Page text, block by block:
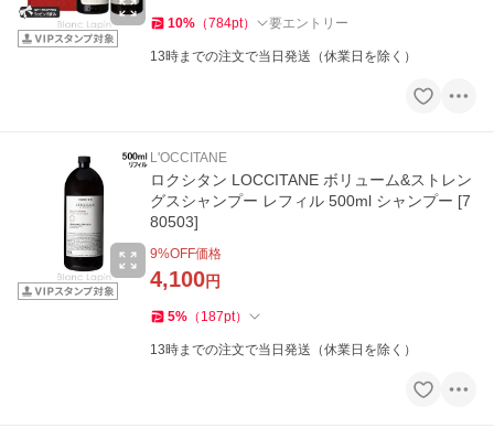
10% （784pt） 要エントリー
13時までの注文で当日発送（休業日を除く）
L'OCCITANE
ロクシタン LOCCITANE ボリューム&ストレン
グスシャンプー レフィル 500ml シャンプー [7
80503]
9%OFF価格
4,100円
5% （ 187pt）
13時までの注文で当日発送（休業日を除く）